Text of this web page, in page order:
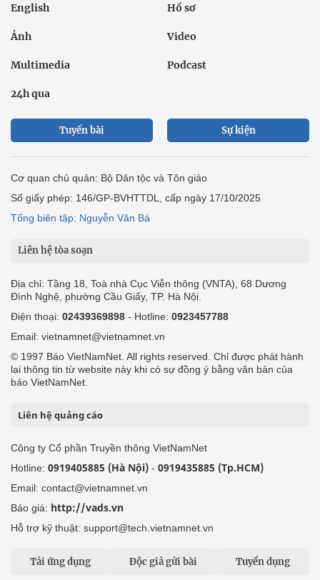
English Hồ sơ
Ảnh Video
Multimedia Podcast
24h qua
Tuyến bài Sự kiện
Cơ quan chủ quản: Bộ Dân tộc và Tôn giáo
Số giấy phép: 146/GP-BVHTTDL, cấp ngày 17/10/2025
Tổng biên tập: Nguyễn Văn Bá
Liên hệ tòa soạn
Địa chỉ: Tầng 18, Toà nhà Cục Viễn thông (VNTA), 68 Dương
Đình Nghệ, phường Cầu Giấy, TP. Hà Nội.
Điện thoại: 02439369898 - Hotline: 0923457788
Email: vietnamnet@vietnamnet.vn
© 1997 Báo VietNamNet. All rights reserved. Chỉ được phát hành
lại thông tin từ website này khi có sự đồng ý bằng văn bản của
báo VietNamNet.
Liên hệ quảng cáo
Công ty Cổ phần Truyền thông VietNamNet
Hotline: 0919405885 (Hà Nội) - 0919435885 (Tp.HCM)
Email: contact@vietnamnet.vn
Báo giá: http://vads.vn
Hỗ trợ kỹ thuật: support@tech.vietnamnet.vn
Tải ứng dụng Độc giả gửi bài Tuyển dụng